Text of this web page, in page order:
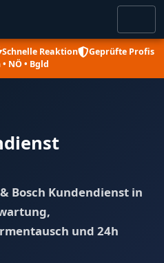
Schnelle Reaktion
Geprüfte Profis
NÖ • Bgld
Bosch Kundendienst in
und 24h